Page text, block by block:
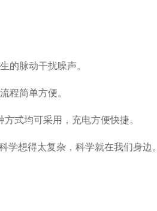
的脉动干扰噪声。
程简单方便。
式均可采用，充电方便快捷。
想得太复杂，科学就在我们身边。